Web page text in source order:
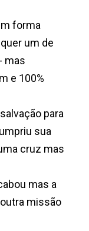
forma
um de
mas
e 100%
para
sua
cruz mas
mas a
missão